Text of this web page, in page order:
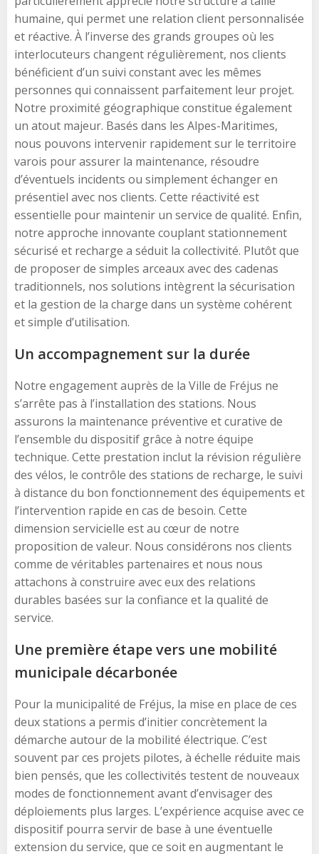
humaine, qui permet une relation client personnalisée
et réactive. À l’inverse des grands groupes où les
interlocuteurs changent régulièrement, nos clients
bénéficient d’un suivi constant avec les mêmes
personnes qui connaissent parfaitement leur projet.
Notre proximité géographique constitue également
un atout majeur. Basés dans les Alpes-Maritimes,
nous pouvons intervenir rapidement sur le territoire
varois pour assurer la maintenance, résoudre
d’éventuels incidents ou simplement échanger en
présentiel avec nos clients. Cette réactivité est
essentielle pour maintenir un service de qualité. Enfin,
notre approche innovante couplant stationnement
sécurisé et recharge a séduit la collectivité. Plutôt que
de proposer de simples arceaux avec des cadenas
traditionnels, nos solutions intègrent la sécurisation
et la gestion de la charge dans un système cohérent
et simple d’utilisation.
Un accompagnement sur la durée
Notre engagement auprès de la Ville de Fréjus ne
s’arrête pas à l’installation des stations. Nous
assurons la maintenance préventive et curative de
l’ensemble du dispositif grâce à notre équipe
technique. Cette prestation inclut la révision régulière
des vélos, le contrôle des stations de recharge, le suivi
à distance du bon fonctionnement des équipements et
l’intervention rapide en cas de besoin. Cette
dimension servicielle est au cœur de notre
proposition de valeur. Nous considérons nos clients
comme de véritables partenaires et nous nous
attachons à construire avec eux des relations
durables basées sur la confiance et la qualité de
service.
Une première étape vers une mobilité
municipale décarbonée
Pour la municipalité de Fréjus, la mise en place de ces
deux stations a permis d’initier concrètement la
démarche autour de la mobilité électrique. C’est
souvent par ces projets pilotes, à échelle réduite mais
bien pensés, que les collectivités testent de nouveaux
modes de fonctionnement avant d’envisager des
déploiements plus larges. L’expérience acquise avec ce
dispositif pourra servir de base à une éventuelle
extension du service, que ce soit en augmentant le